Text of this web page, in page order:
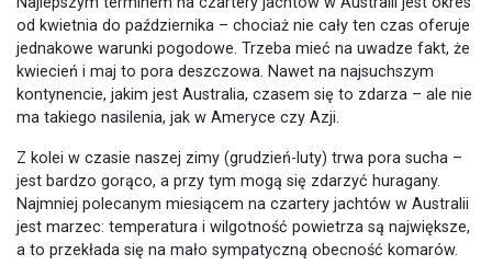
od kwietnia do października – chociaż nie cały ten czas oferuje
jednakowe warunki pogodowe. Trzeba mieć na uwadze fakt, że
kwiecień i maj to pora deszczowa. Nawet na najsuchszym
kontynencie, jakim jest Australia, czasem się to zdarza – ale nie
ma takiego nasilenia, jak w Ameryce czy Azji.
Z kolei w czasie naszej zimy (grudzień-luty) trwa pora sucha –
jest bardzo gorąco, a przy tym mogą się zdarzyć huragany.
Najmniej polecanym miesiącem na czartery jachtów w Australii
jest marzec: temperatura i wilgotność powietrza są największe,
a to przekłada się na mało sympatyczną obecność komarów.